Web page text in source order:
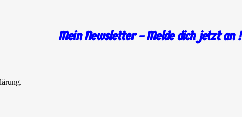
Mein Newsletter – Melde dich jetzt an !